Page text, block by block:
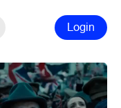
Login